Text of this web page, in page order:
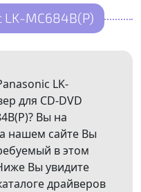
MC684B(P)
LK-
для CD-DVD
Вы на
нашем сайте Вы
в этом
Вы увидите
драйверов